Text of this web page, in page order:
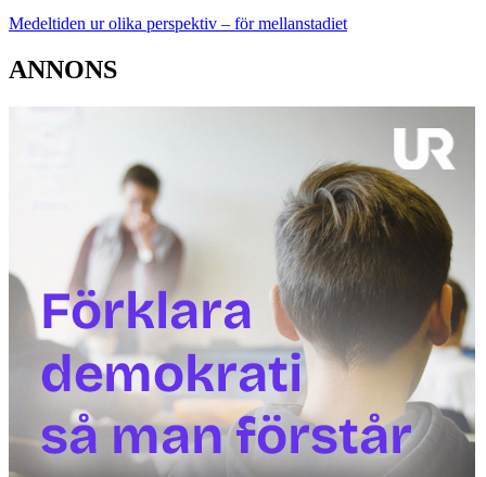
Medeltiden ur olika perspektiv – för mellanstadiet
ANNONS